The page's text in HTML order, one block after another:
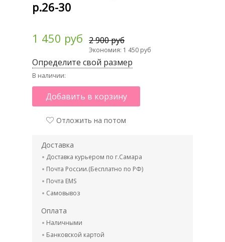
р.26-30
1 450 руб 2 900 руб
Экономия: 1 450 руб
Определите свой размер
В наличии:
Добавить в корзину
Отложить на потом
Доставка
Доставка курьером по г.Самара
Почта России.(Бесплатно по РФ)
Почта EMS
Самовывоз
Оплата
Наличными
Банковской картой